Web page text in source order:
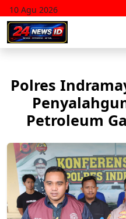
10 Agu 2026
Polres
Petroleum